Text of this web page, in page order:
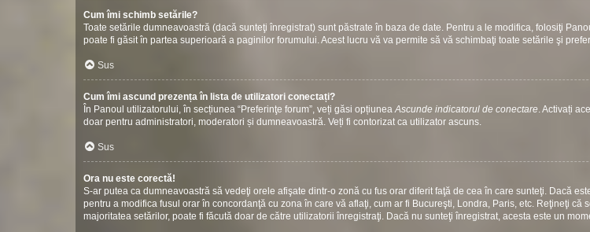
Cum îmi schimb setările?
Toate setările dumneavoastră (dacă sunteţi înregistrat) sunt păstrate în baza de date. Pentru a le modifica, folosiţi
poate fi găsit în partea superioară a paginilor forumului. Acest lucru vă va permite să vă schimbaţi toate setările şi
Sus
Cum îmi ascund prezența în lista de utilizatori conectați?
În Panoul utilizatorului, în secțiunea “Preferinţe forum”, veți găsi opțiuneaAscunde indicatorul de conectare. Activați
doar pentru administratori, moderatori și dumneavoastră. Veți fi contorizat ca utilizator ascuns.
Sus
Ora nu este corectă!
S-ar putea ca dumneavoastră să vedeţi orele afişate dintr-o zonă cu fus orar diferit faţă de cea în care sunteţi. Dacă
pentru a modifica fusul orar în concordanţă cu zona în care vă aflaţi, cum ar fi Bucureşti, Londra, Paris, etc. Reţineţi că
majoritatea setărilor, poate fi făcută doar de către utilizatorii înregistraţi. Dacă nu sunteţi înregistrat, acesta este un